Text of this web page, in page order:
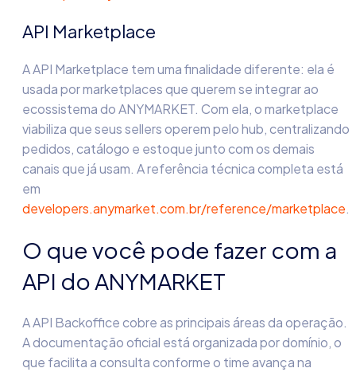
API Marketplace
A API Marketplace tem uma finalidade diferente: ela é
usada por marketplaces que querem se integrar ao
ecossistema do ANYMARKET. Com ela, o marketplace
viabiliza que seus sellers operem pelo hub, centralizando
pedidos, catálogo e estoque junto com os demais
canais que já usam. A referência técnica completa está
em
developers.anymarket.com.br/reference/marketplace.
O que você pode fazer com a
API do ANYMARKET
A API Backoffice cobre as principais áreas da operação.
A documentação oficial está organizada por domínio, o
que facilita a consulta conforme o time avança na